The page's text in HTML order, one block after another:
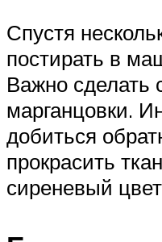
Спустя
постирать в
Важно сделать
марганцовки.
добиться
прокрасить
сиреневый